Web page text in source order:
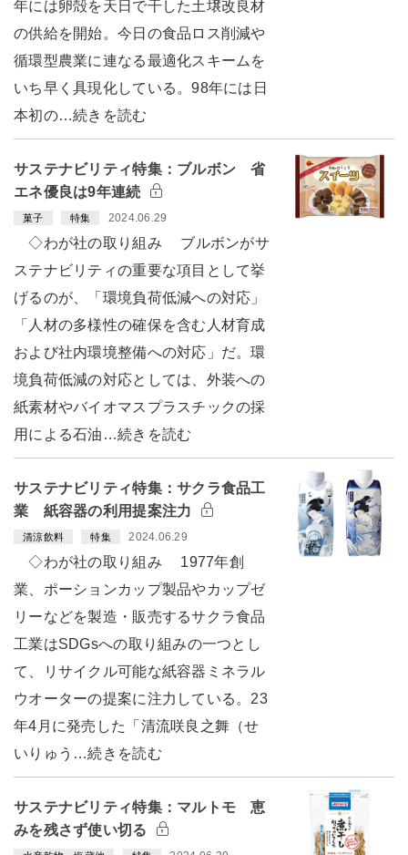
年には卵殻を天日で干した土壌改良材
の供給を開始。今日の食品ロス削減や
循環型農業に連なる最適化スキームを
いち早く具現化している。98年には日
本初の…続きを読む
サステナビリティ特集：ブルボン 省
エネ優良は9年連続
菓子 特集 2024.06.29
◇わが社の取り組み ブルボンがサ
ステナビリティの重要な項目として挙
げるのが、「環境負荷低減への対応」
「人材の多様性の確保を含む人材育成
および社内環境整備への対応」だ。環
境負荷低減の対応としては、外装への
紙素材やバイオマスプラスチックの採
用による石油…続きを読む
サステナビリティ特集：サクラ食品工
業 紙容器の利用提案注力
清涼飲料 特集 2024.06.29
◇わが社の取り組み 1977年創
業、ポーションカップ製品やカップゼ
リーなどを製造・販売するサクラ食品
工業はSDGsへの取り組みの一つとし
て、リサイクル可能な紙容器ミネラル
ウオーターの提案に注力している。23
年4月に発売した「清流咲良之舞（せ
いりゅう…続きを読む
サステナビリティ特集：マルトモ 恵
みを残さず使い切る